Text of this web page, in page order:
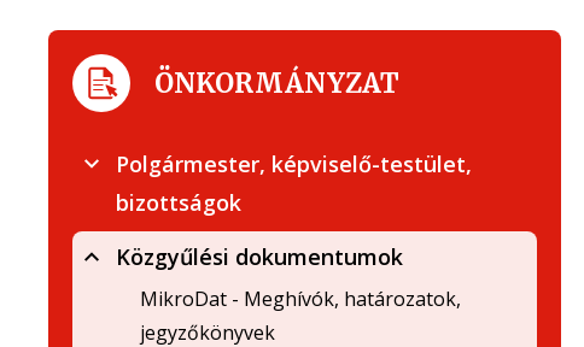
ÖNKORMÁNYZAT
Polgármester, képviselő-testület,
bizottságok
Közgyűlési dokumentumok
MikroDat - Meghívók, határozatok,
jegyzőkönyvek